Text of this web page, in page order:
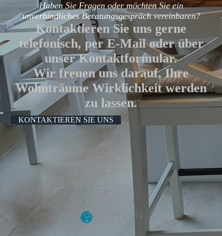
Haben Sie Fragen oder möchten Sie ein
unverbindliches Beratungsgespräch vereinbaren?
Kontaktieren Sie uns gerne
telefonisch, per E-Mail oder über
unser Kontaktformular.
Wir freuen uns darauf, Ihre
Wohnträume Wirklichkeit werden
zu lassen.
KONTAKTIEREN SIE UNS